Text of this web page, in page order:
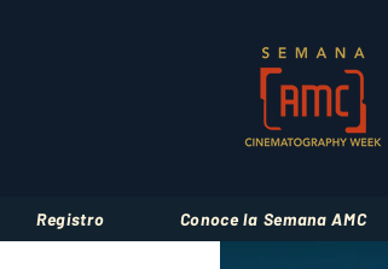
Registro Conoce la Semana AMC